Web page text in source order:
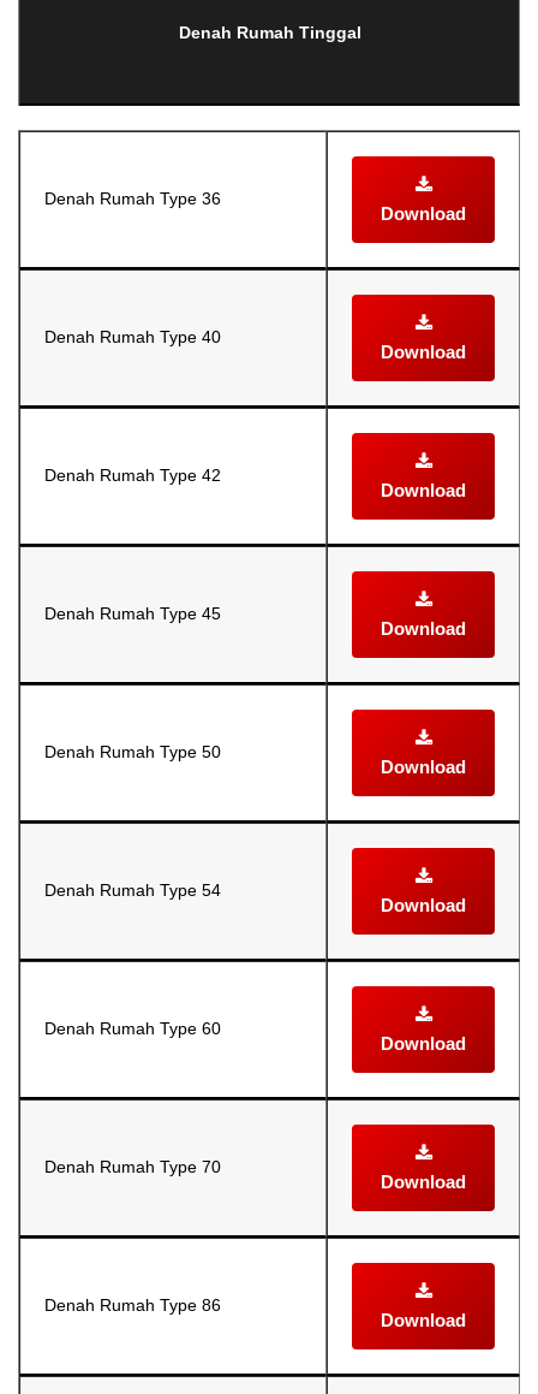
Denah Rumah Tinggal
Denah Rumah Type 36
Download
Denah Rumah Type 40
Download
Denah Rumah Type 42
Download
Denah Rumah Type 45
Download
Denah Rumah Type 50
Download
Denah Rumah Type 54
Download
Denah Rumah Type 60
Download
Denah Rumah Type 70
Download
Denah Rumah Type 86
Download